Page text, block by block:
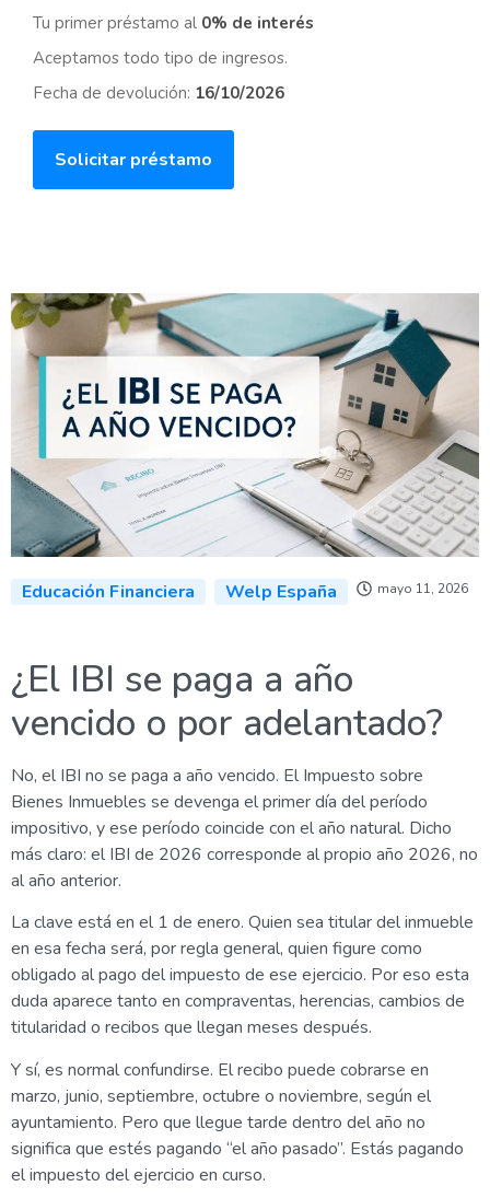
Tu primer préstamo al 0% de interés
Aceptamos todo tipo de ingresos.
Fecha de devolución: 16/10/2026
Solicitar préstamo
Educación Financiera Welp España mayo 11, 2026
¿El IBI se paga a año
vencido o por adelantado?
No, el IBI no se paga a año vencido. El Impuesto sobre
Bienes Inmuebles se devenga el primer día del período
impositivo, y ese período coincide con el año natural. Dicho
más claro: el IBI de 2026 corresponde al propio año 2026, no
al año anterior.
La clave está en el 1 de enero. Quien sea titular del inmueble
en esa fecha será, por regla general, quien figure como
obligado al pago del impuesto de ese ejercicio. Por eso esta
duda aparece tanto en compraventas, herencias, cambios de
titularidad o recibos que llegan meses después.
Y sí, es normal confundirse. El recibo puede cobrarse en
marzo, junio, septiembre, octubre o noviembre, según el
ayuntamiento. Pero que llegue tarde dentro del año no
significa que estés pagando “el año pasado”. Estás pagando
el impuesto del ejercicio en curso.